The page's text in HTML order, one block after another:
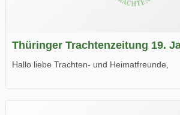
Thüringer Trachtenzeitung 19.
Hallo liebe Trachten- und Heimatfreunde,
Wir wünschen Euch viel Spaß beim Lesen.